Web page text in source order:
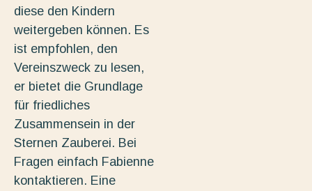
diese den Kindern
weitergeben können. Es
ist empfohlen, den
Vereinszweck zu lesen,
er bietet die Grundlage
für friedliches
Zusammensein in der
Sternen Zauberei. Bei
Fragen einfach Fabienne
kontaktieren. Eine